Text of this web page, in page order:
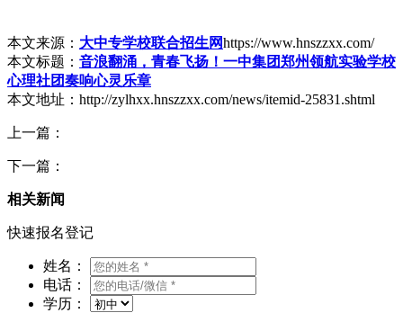
本文来源： 大中专学校联合招生网https://www.hnszzxx.com/
本文标题： 音浪翻涌，青春飞扬！一中集团郑州领航实验学校
心理社团奏响心灵乐章
本文地址：http://zylhxx.hnszzxx.com/news/itemid-25831.shtml
上一篇：
下一篇：
相关新闻
快速报名登记
姓名：
电话：
学历：